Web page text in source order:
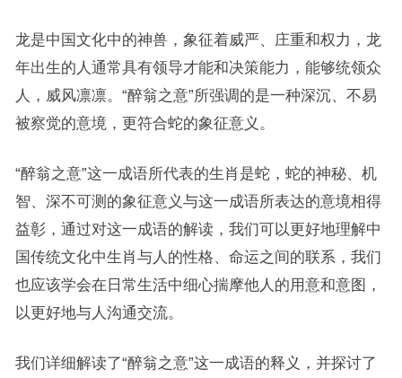
龙是中国文化中的神兽，象征着威严、庄重和权力，龙
年出生的人通常具有领导才能和决策能力，能够统领众
人，威风凛凛。“醉翁之意”所强调的是一种深沉、不易
被察觉的意境，更符合蛇的象征意义。
“醉翁之意”这一成语所代表的生肖是蛇，蛇的神秘、机
智、深不可测的象征意义与这一成语所表达的意境相得
益彰，通过对这一成语的解读，我们可以更好地理解中
国传统文化中生肖与人的性格、命运之间的联系，我们
也应该学会在日常生活中细心揣摩他人的用意和意图，
以更好地与人沟通交流。
我们详细解读了“醉翁之意”这一成语的释义，并探讨了